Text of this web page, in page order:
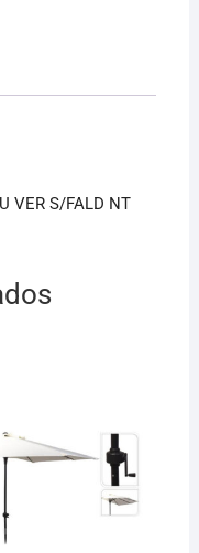
VER S/FALD NT